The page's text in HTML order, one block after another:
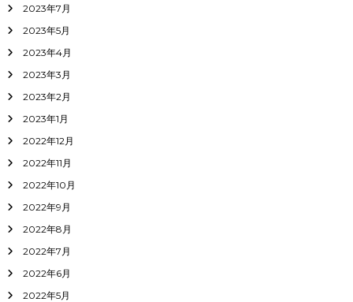
2023年7月
2023年5月
2023年4月
2023年3月
2023年2月
2023年1月
2022年12月
2022年11月
2022年10月
2022年9月
2022年8月
2022年7月
2022年6月
2022年5月